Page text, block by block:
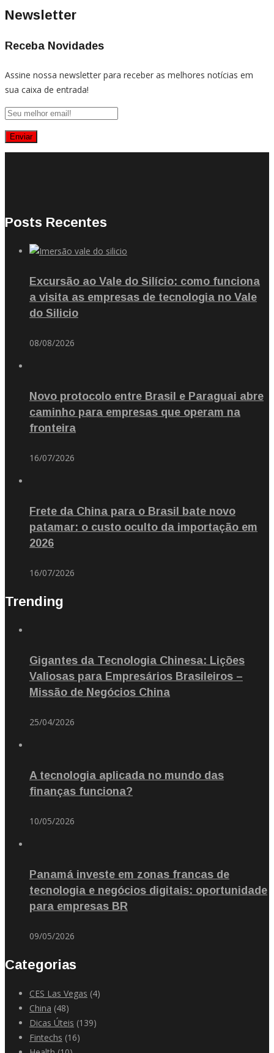
Newsletter
Receba Novidades
Assine nossa newsletter para receber as melhores notícias em
sua caixa de entrada!
Posts Recentes
Excursão ao Vale do Silício: como funciona
a visita as empresas de tecnologia no Vale
do Silicio
08/08/2026
Novo protocolo entre Brasil e Paraguai abre
caminho para empresas que operam na
fronteira
16/07/2026
Frete da China para o Brasil bate novo
patamar: o custo oculto da importação em
2026
16/07/2026
Trending
Gigantes da Tecnologia Chinesa: Lições
Valiosas para Empresários Brasileiros –
Missão de Negócios China
25/04/2026
A tecnologia aplicada no mundo das
finanças funciona?
10/05/2026
Panamá investe em zonas francas de
tecnologia e negócios digitais: oportunidade
para empresas BR
09/05/2026
Categorias
CES Las Vegas (4)
China (48)
Dicas Úteis (139)
Fintechs (16)